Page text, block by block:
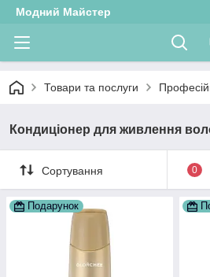
Модний Майстер
Товари та послуги
Кондиціонер для живлення
Сортування 0
Подарунок